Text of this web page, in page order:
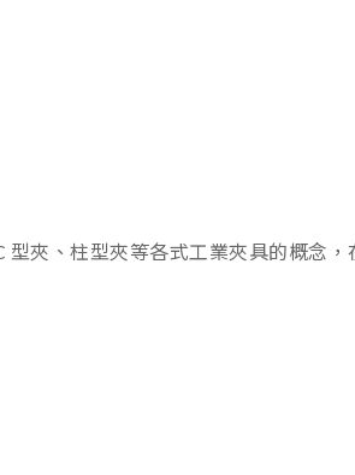
夾、柱型夾等各式工業夾具的概念